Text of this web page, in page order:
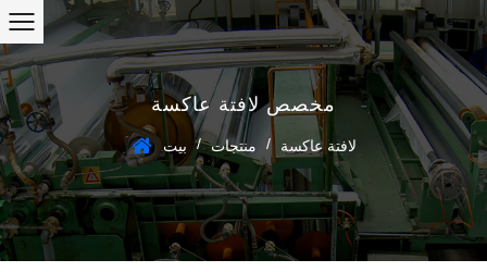
مخصص لافتة عاكسة
بيت / منتجات / لافتة عاكسة